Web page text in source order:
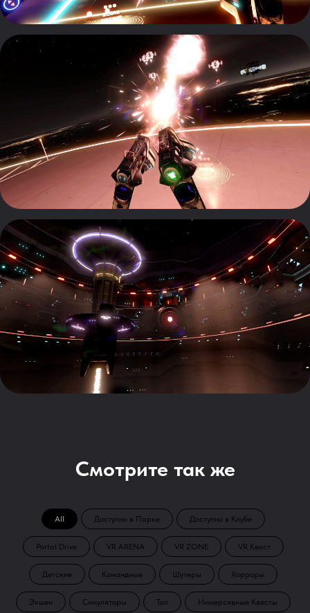
Смотрите так же
All Доступно в Парке Доступно в Клубе
Portal Drive VR ARENA VR ZONE VR Квест
Детские Командные Шутеры Хорроры
Экшен Симуляторы Топ Иммерсивные Квесты